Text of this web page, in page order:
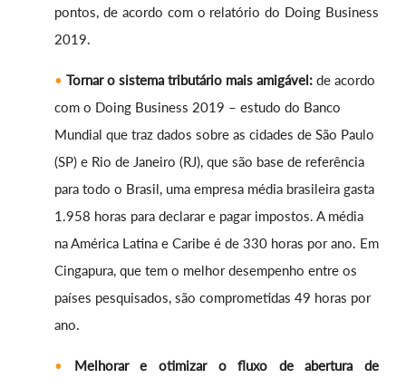
pontos, de acordo com o relatório do Doing Business
2019.
Tornar o sistema tributário mais amigável: de acordo
com o Doing Business 2019 – estudo do Banco
Mundial que traz dados sobre as cidades de São Paulo
(SP) e Rio de Janeiro (RJ), que são base de referência
para todo o Brasil, uma empresa média brasileira gasta
1.958 horas para declarar e pagar impostos. A média
na América Latina e Caribe é de 330 horas por ano. Em
Cingapura, que tem o melhor desempenho entre os
países pesquisados, são comprometidas 49 horas por
ano.
Melhorar e otimizar o fluxo de abertura de